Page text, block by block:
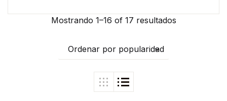
Mostrando 1–16 of 17 resultados
Ordenar por popularidad